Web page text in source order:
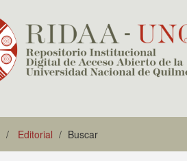
Editorial Buscar